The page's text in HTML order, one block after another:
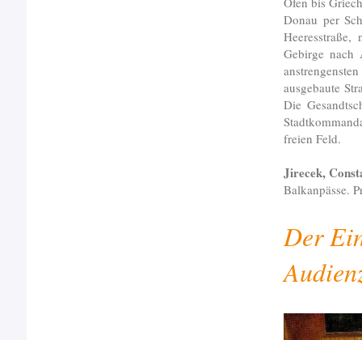
Donau per
Gebirge nach
ausgebaute
Die
freien Feld.
Jirecek,
Balkanpässe.
Der